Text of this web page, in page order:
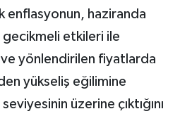
enflasyonun, haziranda
gecikmeli etkileri ile
yönlendirilen fiyatlarda
yükseliş eğilimine
üzerine çıktığını